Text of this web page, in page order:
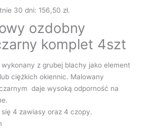
30 dni: 156,50 zł.
ozdobny
komplet 4szt
z grubej blachy jako element
ciężkich okiennic. Malowany
daje wysoką odporność na
4 zawiasy oraz 4 czopy.